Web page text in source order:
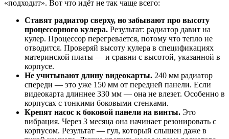
«подходит». Вот что идёт не так чаще всего:
Ставят радиатор сверху, но забывают про высоту
процессорного кулера. Результат: радиатор давит на
кулер. Процессор перегревается, потому что тепло не
отводится. Проверяй высоту кулера в спецификациях
материнской платы — и сравни с высотой, указанной в
корпусе.
Не учитывают длину видеокарты. 240 мм радиатор
спереди — это уже 150 мм от передней панели. Если
видеокарта длиннее 330 мм — она не влезет. Особенно в
корпусах с тонкими боковыми стенками.
Крепят насос к боковой панели на винты. Это
вибрация. Через 3 месяца она начинает резонировать с
корпусом. Результат — гул, который слышен даже в